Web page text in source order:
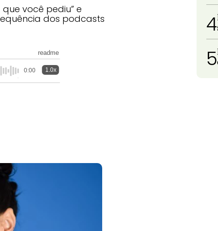
que você pediu” e
dos podcasts
readme
0:00 1.0x
4
5